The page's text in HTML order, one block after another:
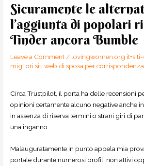
Sicuramente le
l’aggiunta di popolari
Tinder ancora Bumble
Leave a Comment/ lovingwomen.org
migliori siti web di sposa per corrispondenza
Circa Trustpilot, il porta ha delle recensioni
opinioni certamente alcuno negative anche
in assenza di riserva termini o strani giri di
una inganno.
Malauguratamente in punto appela mia
portale durante numerosi profili non attivi